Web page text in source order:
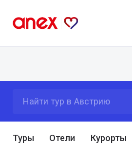
Найти тур в Австрию
Туры Отели Курорты